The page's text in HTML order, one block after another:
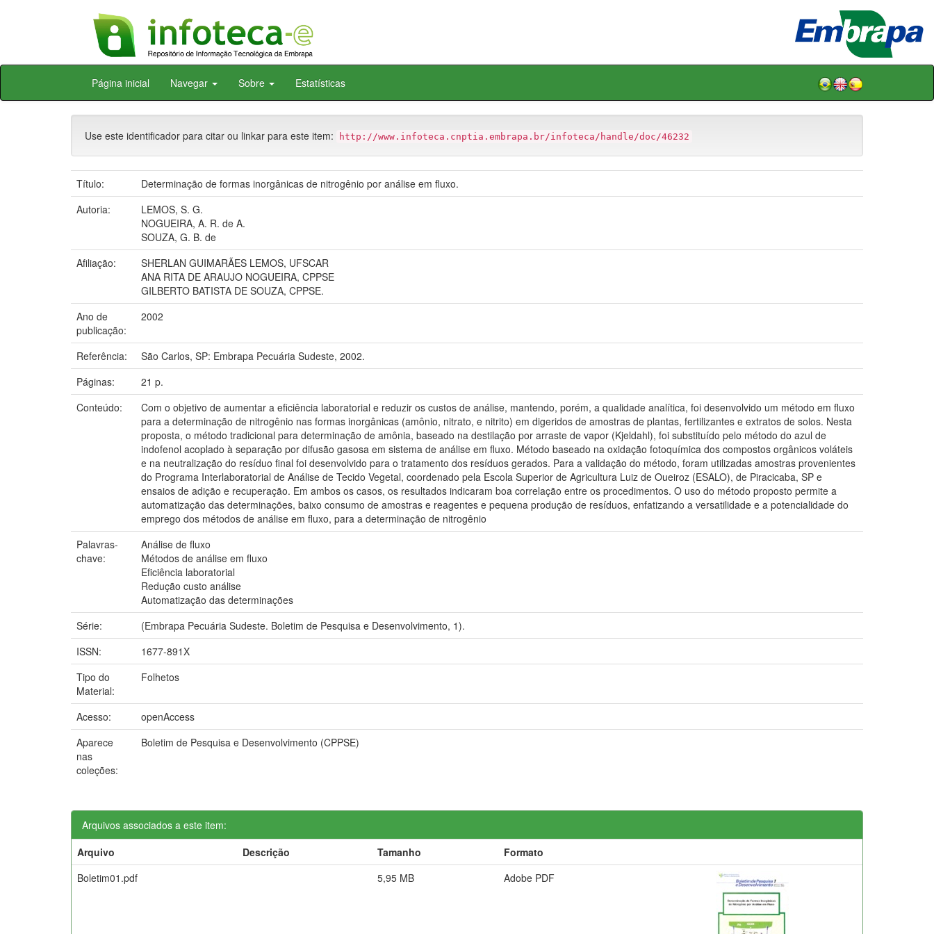
Skip
Página inicial Navegar Sobre Estatísticas
Use este identificador para citar ou linkar para este item: http://www.infoteca.cnptia.embrapa.br/infoteca/handle/doc/46232
Título:
Determinação de formas inorgânicas de nitrogênio por análise em fluxo.
Autoria:
LEMOS, S. G.
NOGUEIRA, A. R. de A.
SOUZA, G. B. de
Afiliação:
SHERLAN GUIMARÃES LEMOS, UFSCAR
ANA RITA DE ARAUJO NOGUEIRA, CPPSE
GILBERTO BATISTA DE SOUZA, CPPSE.
Ano de
publicação:
2002
Referência:
São Carlos, SP: Embrapa Pecuária Sudeste, 2002.
Páginas:
21 p.
Conteúdo:
Com o objetivo de aumentar a eficiência laboratorial e reduzir os custos de análise, mantendo, porém, a qualidade analítica, foi desenvolvido um método em fluxo
para a determinação de nitrogênio nas formas inorgânicas (amônio, nitrato, e nitrito) em digeridos de amostras de plantas, fertilizantes e extratos de solos. Nesta
proposta, o método tradicional para determinação de amônia, baseado na destilação por arraste de vapor (Kjeldahl), foi substituído pelo método do azul de
indofenol acoplado à separação por difusão gasosa em sistema de análise em fluxo. Método baseado na oxidação fotoquímica dos compostos orgânicos voláteis
e na neutralização do resíduo final foi desenvolvido para o tratamento dos resíduos gerados. Para a validação do método, foram utilizadas amostras provenientes
do Programa Interlaboratorial de Análise de Tecido Vegetal, coordenado pela Escola Superior de Agricultura Luiz de Oueiroz (ESALO), de Piracicaba, SP e
ensaios de adição e recuperação. Em ambos os casos, os resultados indicaram boa correlação entre os procedimentos. O uso do método proposto permite a
automatização das determinações, baixo consumo de amostras e reagentes e pequena produção de resíduos, enfatizando a versatilidade e a potencialidade do
emprego dos métodos de análise em fluxo, para a determinação de nitrogênio
Palavras-
chave:
Análise de fluxo
Métodos de análise em fluxo
Eficiência laboratorial
Redução custo análise
Automatização das determinações
Série:
(Embrapa Pecuária Sudeste. Boletim de Pesquisa e Desenvolvimento, 1).
ISSN:
1677-891X
Tipo do
Material:
Folhetos
Acesso:
openAccess
Aparece
nas
coleções:
Boletim de Pesquisa e Desenvolvimento (CPPSE)
Arquivos associados a este item:
Arquivo
Descrição Tamanho
Formato
Boletim01.pdf
5,95 MB Adobe PDF